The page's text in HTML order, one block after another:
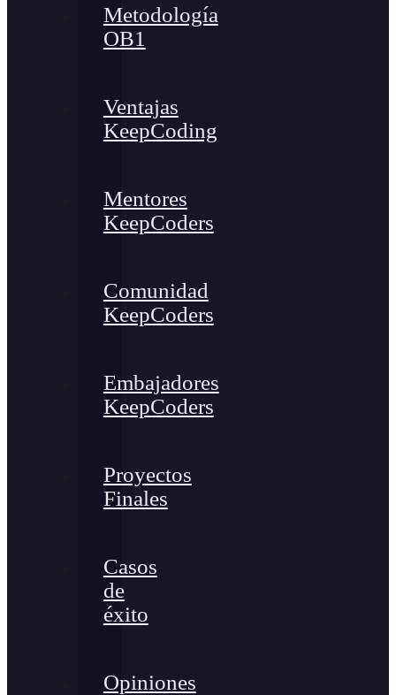
Metodología
OB1
Ventajas
KeepCoding
Mentores
KeepCoders
Comunidad
KeepCoders
Embajadores
KeepCoders
Proyectos
Finales
Casos
de
éxito
Opiniones